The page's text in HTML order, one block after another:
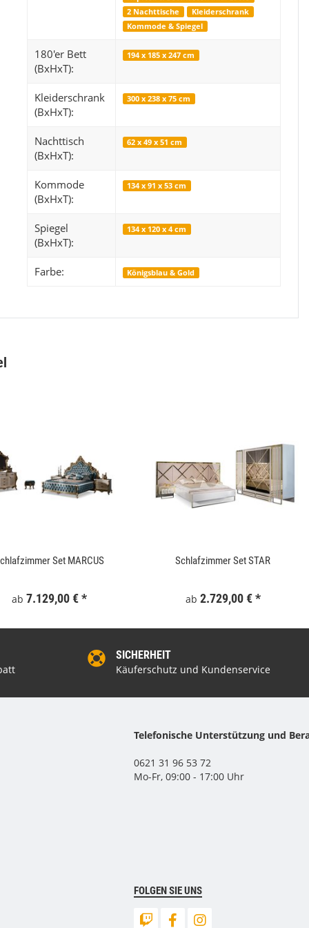
2 Nachttische
Kleiderschrank
Kommode & Spiegel
180'er Bett
(BxHxT):
194 x 185 x 247 cm
Kleiderschrank
(BxHxT):
300 x 238 x 75 cm
Nachttisch
(BxHxT):
62 x 49 x 51 cm
Kommode
(BxHxT):
134 x 91 x 53 cm
Spiegel
(BxHxT):
134 x 120 x 4 cm
Farbe: Königsblau & Gold
Set MARCUS
ab 7.129,00 € *
Schlafzimmer Set STAR
ab 2.729,00 € *
Snop
ab249,99 €*
159,99 €
SICHERHEIT
Käuferschutz und Kundenservice
Telefonische Unterstützung und
0621 31 96 53 72
Mo-Fr, 09:00 - 17:00 Uhr
FOLGEN SIE UNS